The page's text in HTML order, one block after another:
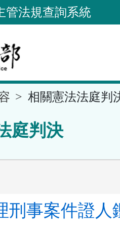
管法規查詢系統
相關憲法法庭判
庭判決
刑事案件證人